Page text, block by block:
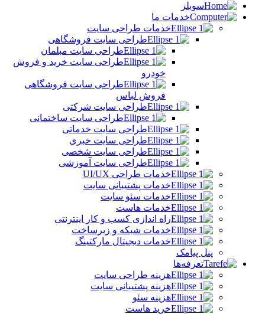
سوبلز
خدمات ما
خدمات طراحی سایت
طراحی سایت فروشگاهی
طراحی سایت مبلمان
طراحی سایت خرید و فروش
خودرو
طراحی سایت فروشگاهی
فروش لباس
طراحی سایت شرکتی
طراحی سایت ساختمانی
طراحی سایت خدماتی
طراحی سایت خبری
طراحی سایت شخصی
طراحی سایت آموزشی
خدمات طراحی UI/UX
خدمات پشتیبانی سایت
خدمات سئو سایت
خدمات هاست
راه اندازی کسب و کار اینترنتی
خدمات شبکه و زیرساخت
خدمات دیجیتال مارکتینگ
پنل پیامک
تعرفه‌ها
هزینه طراحی سایت
هزینه پشتیبانی سایت
هزینه سئو
خرید هاست